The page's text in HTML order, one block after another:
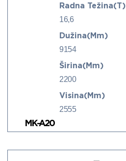
Radna Težina(t)
16,6
Dužina(mm)
9154
Širina(mm)
2200
Visina(mm)
2555
MK-A20